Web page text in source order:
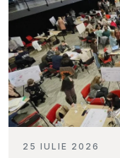
25 IULIE 2026